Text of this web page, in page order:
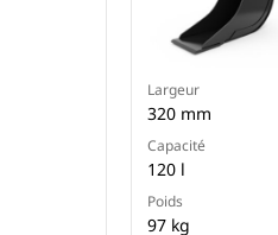
Largeur
320 mm
Capacité
120 l
Poids
97 kg